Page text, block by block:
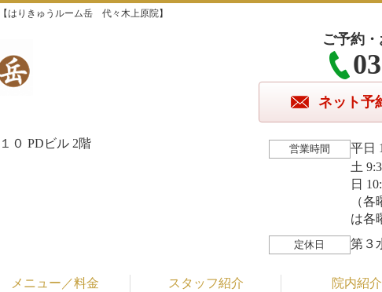
はりきゅうルーム岳 代々木上原院】
０ PDビル 2階
ご予約
ネット予
営業時間
平日
土
日
（
は各
定休日 第３
メニュー／料金 スタッフ紹介 院内紹介